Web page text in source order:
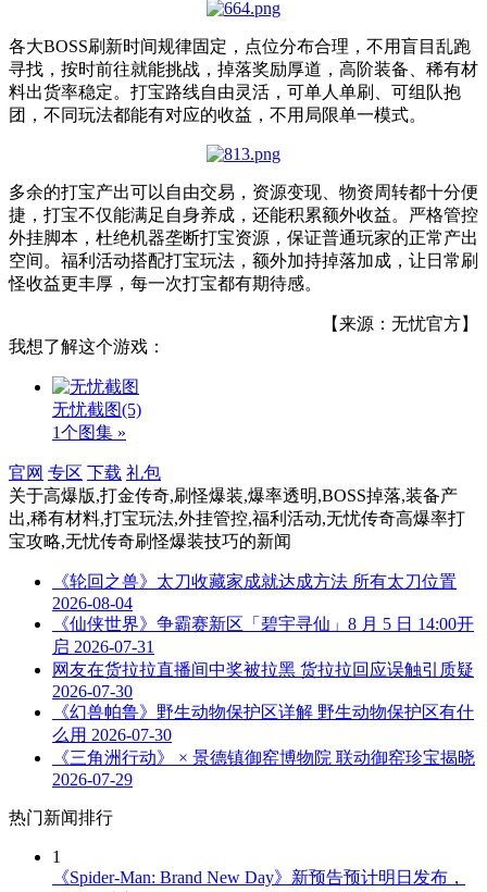
各大BOSS刷新时间规律固定，点位分布合理，不用盲目乱跑
寻找，按时前往就能挑战，掉落奖励厚道，高阶装备、稀有材
料出货率稳定。打宝路线自由灵活，可单人单刷、可组队抱
团，不同玩法都能有对应的收益，不用局限单一模式。
多余的打宝产出可以自由交易，资源变现、物资周转都十分便
捷，打宝不仅能满足自身养成，还能积累额外收益。严格管控
外挂脚本，杜绝机器垄断打宝资源，保证普通玩家的正常产出
空间。福利活动搭配打宝玩法，额外加持掉落加成，让日常刷
怪收益更丰厚，每一次打宝都有期待感。
【来源：无忧官方】
我想了解这个游戏：
无忧截图(5)
1个图集 »
官网 专区 下载 礼包
关于高爆版,打金传奇,刷怪爆装,爆率透明,BOSS掉落,装备产
出,稀有材料,打宝玩法,外挂管控,福利活动,无忧传奇高爆率打
宝攻略,无忧传奇刷怪爆装技巧的新闻
《轮回之兽》太刀收藏家成就达成方法 所有太刀位置
2026-08-04
《仙侠世界》争霸赛新区「碧宇寻仙」8 月 5 日 14:00开
启 2026-07-31
网友在货拉拉直播间中奖被拉黑 货拉拉回应误触引质疑
2026-07-30
《幻兽帕鲁》野生动物保护区详解 野生动物保护区有什
么用 2026-07-30
《三角洲行动》 × 景德镇御窑博物院 联动御窑珍宝揭晓
2026-07-29
热门新闻排行
1
《Spider-Man: Brand New Day》新预告预计明日发布，